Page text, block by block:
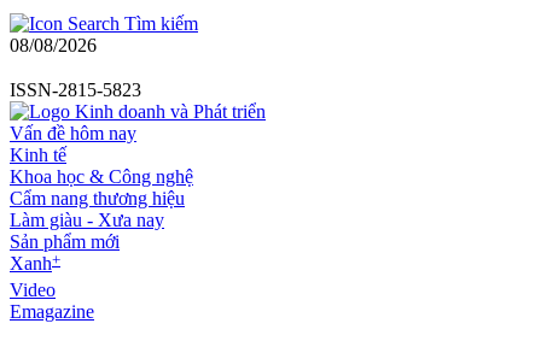
Tìm kiếm
08/08/2026
ISSN-2815-5823
Vấn đề hôm nay
Kinh tế
Khoa học & Công nghệ
Cẩm nang thương hiệu
Làm giàu - Xưa nay
Sản phẩm mới
Xanh+
Video
Emagazine